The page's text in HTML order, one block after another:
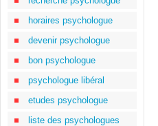
horaires psychologue
devenir psychologue
bon psychologue
psychologue libéral
etudes psychologue
liste des psychologues